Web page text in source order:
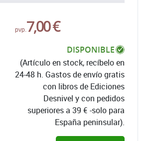
pvp.7,00 €
DISPONIBLE
(Artículo en stock, recíbelo en
24-48 h. Gastos de envío gratis
con libros de Ediciones
Desnivel y con pedidos
superiores a 39 € -solo para
España peninsular).